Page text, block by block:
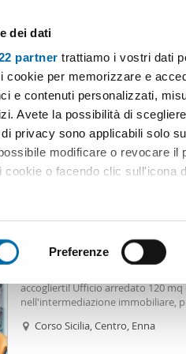
dei dati
partner trattiamo i vostri dati
cookie per memorizzare e
e contenuti personalizzati,
Avete la possibilità di
privacy sono applicabili solo
modificare o revocare il
cookie o facendo clic sull'icona
dispositivo, scansionandolo
vengono elaborati i tuoi dati
o ritirare il tuo consenso
per personalizzare contenuti
Preferenze
Prezzo
Appartamento Centro
accoglierti! Ufficio arredato 120 mq
nell'intermediazione immobiliare,
Corso Sicilia e Via Longo.
Corso Sicilia, Centro, Enna